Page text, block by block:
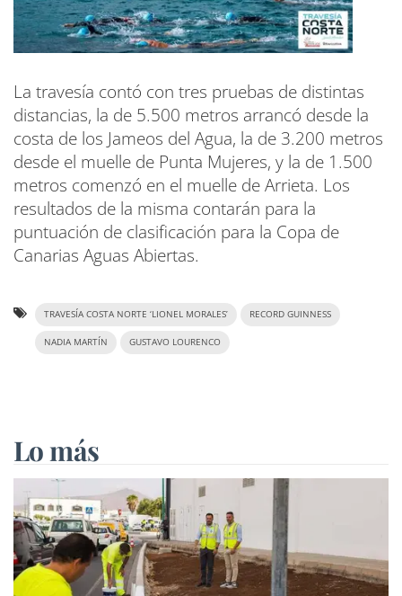
La travesía contó con tres pruebas de distintas
distancias, la de 5.500 metros arrancó desde la
costa de los Jameos del Agua, la de 3.200 metros
desde el muelle de Punta Mujeres, y la de 1.500
metros comenzó en el muelle de Arrieta. Los
resultados de la misma contarán para la
puntuación de clasificación para la Copa de
Canarias Aguas Abiertas.
TRAVESÍA COSTA NORTE ‘LIONEL MORALES’ RECORD GUINNESS
NADIA MARTÍN GUSTAVO LOURENCO
Lo más